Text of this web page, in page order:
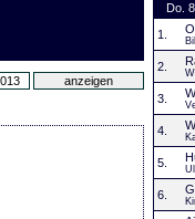
Do.
1.
2.
3.
4.
5.
6.